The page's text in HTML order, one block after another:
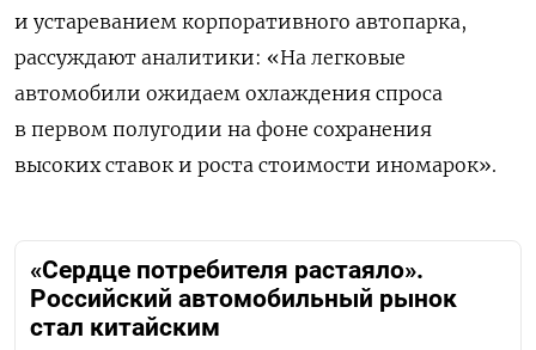
и устареванием корпоративного автопарка,
рассуждают аналитики: «На легковые
автомобили ожидаем охлаждения спроса
в первом полугодии на фоне сохранения
высоких ставок и роста стоимости иномарок».
«Сердце потребителя растаяло».
Российский автомобильный рынок
стал китайским